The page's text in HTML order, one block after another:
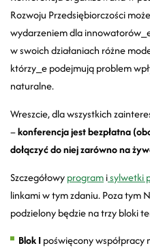
Rozwoju Przedsiębiorczości
wydarzeniem dla
w swoich działaniach różne
którzy_e podejmują problem
naturalne.
Wreszcie, dla wszystkich
–konferencja jest bezpłatna
dołączyć do niej zarówno na
Szczegółowyprogramisylwetki
linkami w tym zdaniu. Poza tym
podzielony będzie na trzy bloki
Blok Ipoświęcony